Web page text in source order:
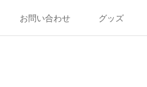
お問い合わせ グッズ